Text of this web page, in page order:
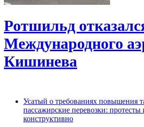
Ротшильд
Международного
Кишинева
Усатый о требованиях повышения
пассажирские перевозки:
конструктивно